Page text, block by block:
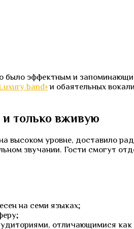
было эффектным и
band»и обаятельных
только вживую
высоком уровне, доставило
звучании. Гости смогут
на семи языках;
отличающимися